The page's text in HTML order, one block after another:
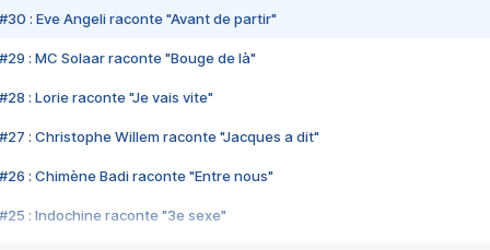
#30 : Eve Angeli raconte "Avant de partir"
#29 : MC Solaar raconte "Bouge de là"
#28 : Lorie raconte "Je vais vite"
#27 : Christophe Willem raconte "Jacques a dit"
#26 : Chimène Badi raconte "Entre nous"
#25 : Indochine raconte "3e sexe"